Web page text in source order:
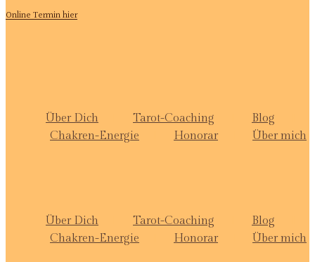
Online Termin hier
Über Dich Tarot-Coaching
Blog
Chakren-Energie
Honorar Über mich
Über Dich Tarot-Coaching
Blog
Chakren-Energie
Honorar Über mich